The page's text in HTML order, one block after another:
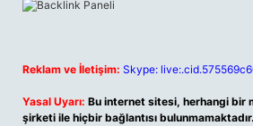
Reklam ve İletişim: Skype:
Yasal Uyarı: Bu internet sitesi, herhangi bir
şirketi ile hiçbir bağlantısı